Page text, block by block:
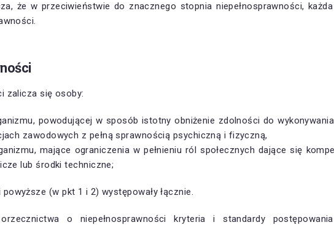
że w przeciwieństwie do znacznego stopnia niepełnosprawności,
zalicza się osoby:
powodującej w sposób istotny obniżenie zdolności do
zawodowych z pełną sprawnością psychiczną i fizyczną,
mające ograniczenia w pełnieniu ról społecznych dające się
lub środki techniczne;
(w pkt 1 i 2) występowały łącznie.
o niepełnosprawności kryteria i standardy